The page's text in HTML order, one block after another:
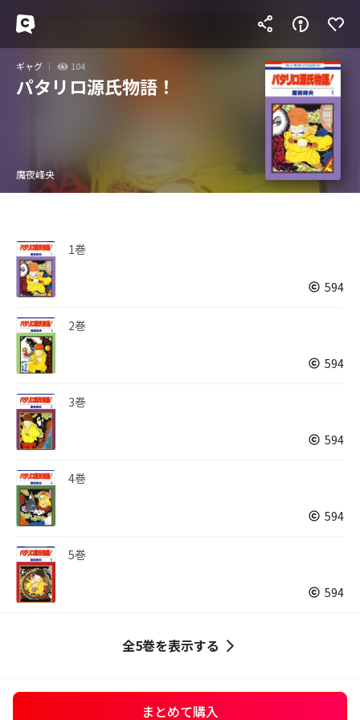
ギャグ 104
パタリロ源氏物語！
魔夜峰央
1巻
594
2巻
594
3巻
594
4巻
594
5巻
594
全5巻を表示する
まとめて購入